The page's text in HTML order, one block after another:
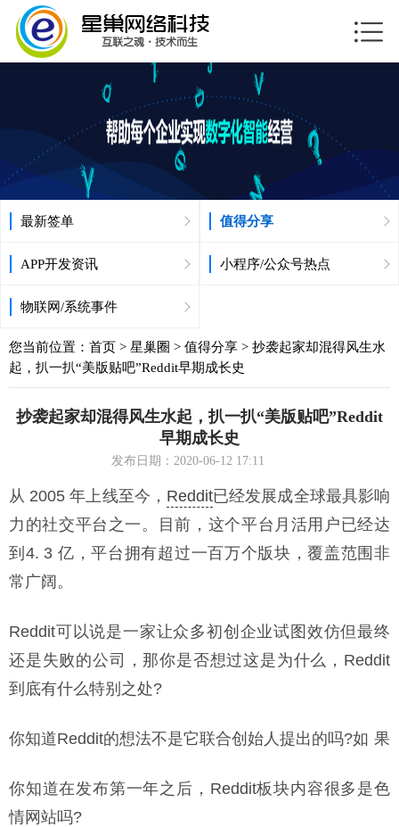
最新签单 值得分享
APP开发资讯 小程序/公众号热点
物联网/系统事件
您当前位置： 首页 > 星巢圈 > 值得分享 > 抄袭起家却混得风生水
起，扒一扒“美版贴吧”Reddit早期成长史
抄袭起家却混得风生水起，扒一扒“美版贴吧”Reddit
早期成长史
发布日期：2020-06-12 17:11
从 2005 年上线至今， Reddit已经发展成全球最具影响
力的社交平台之一。目前，这个平台月活用户已经达
到4. 3 亿，平台拥有超过一百万个版块，覆盖范围非
常广阔。
Reddit可以说是一家让众多初创企业试图效仿但最终
还是失败的公司，那你是否想过这是为什么，Reddit
到底有什么特别之处?
你知道Reddit的想法不是它联合创始人提出的吗?
你知道在发布第一年之后，Reddit板块内容很多是色
情网站吗?
如果